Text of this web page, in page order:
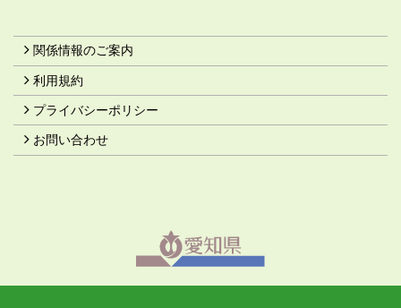
関係情報のご案内
利用規約
プライバシーポリシー
お問い合わせ